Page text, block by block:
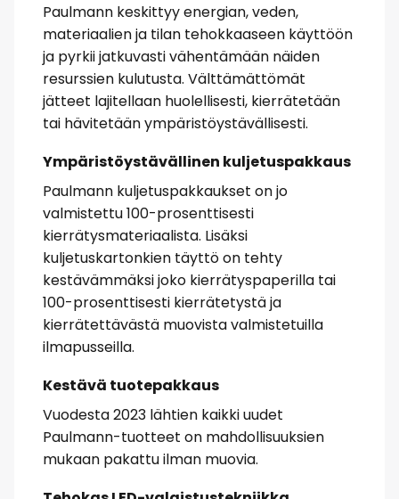
Paulmann keskittyy energian, veden,
materiaalien ja tilan tehokkaaseen käyttöön
ja pyrkii jatkuvasti vähentämään näiden
resurssien kulutusta. Välttämättömät
jätteet lajitellaan huolellisesti, kierrätetään
tai hävitetään ympäristöystävällisesti.
Ympäristöystävällinen kuljetuspakkaus
Paulmann kuljetuspakkaukset on jo
valmistettu 100-prosenttisesti
kierrätysmateriaalista. Lisäksi
kuljetuskartonkien täyttö on tehty
kestävämmäksi joko kierrätyspaperilla tai
100-prosenttisesti kierrätetystä ja
kierrätettävästä muovista valmistetuilla
ilmapusseilla.
Kestävä tuotepakkaus
Vuodesta 2023 lähtien kaikki uudet
Paulmann-tuotteet on mahdollisuuksien
mukaan pakattu ilman muovia.